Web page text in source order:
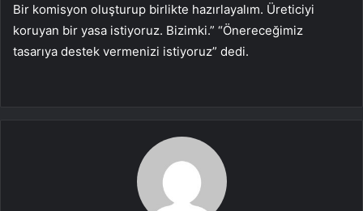
Bir komisyon oluşturup birlikte hazırlayalım. Üreticiyi
koruyan bir yasa istiyoruz. Bizimki.” “Önereceğimiz
tasarıya destek vermenizi istiyoruz” dedi.